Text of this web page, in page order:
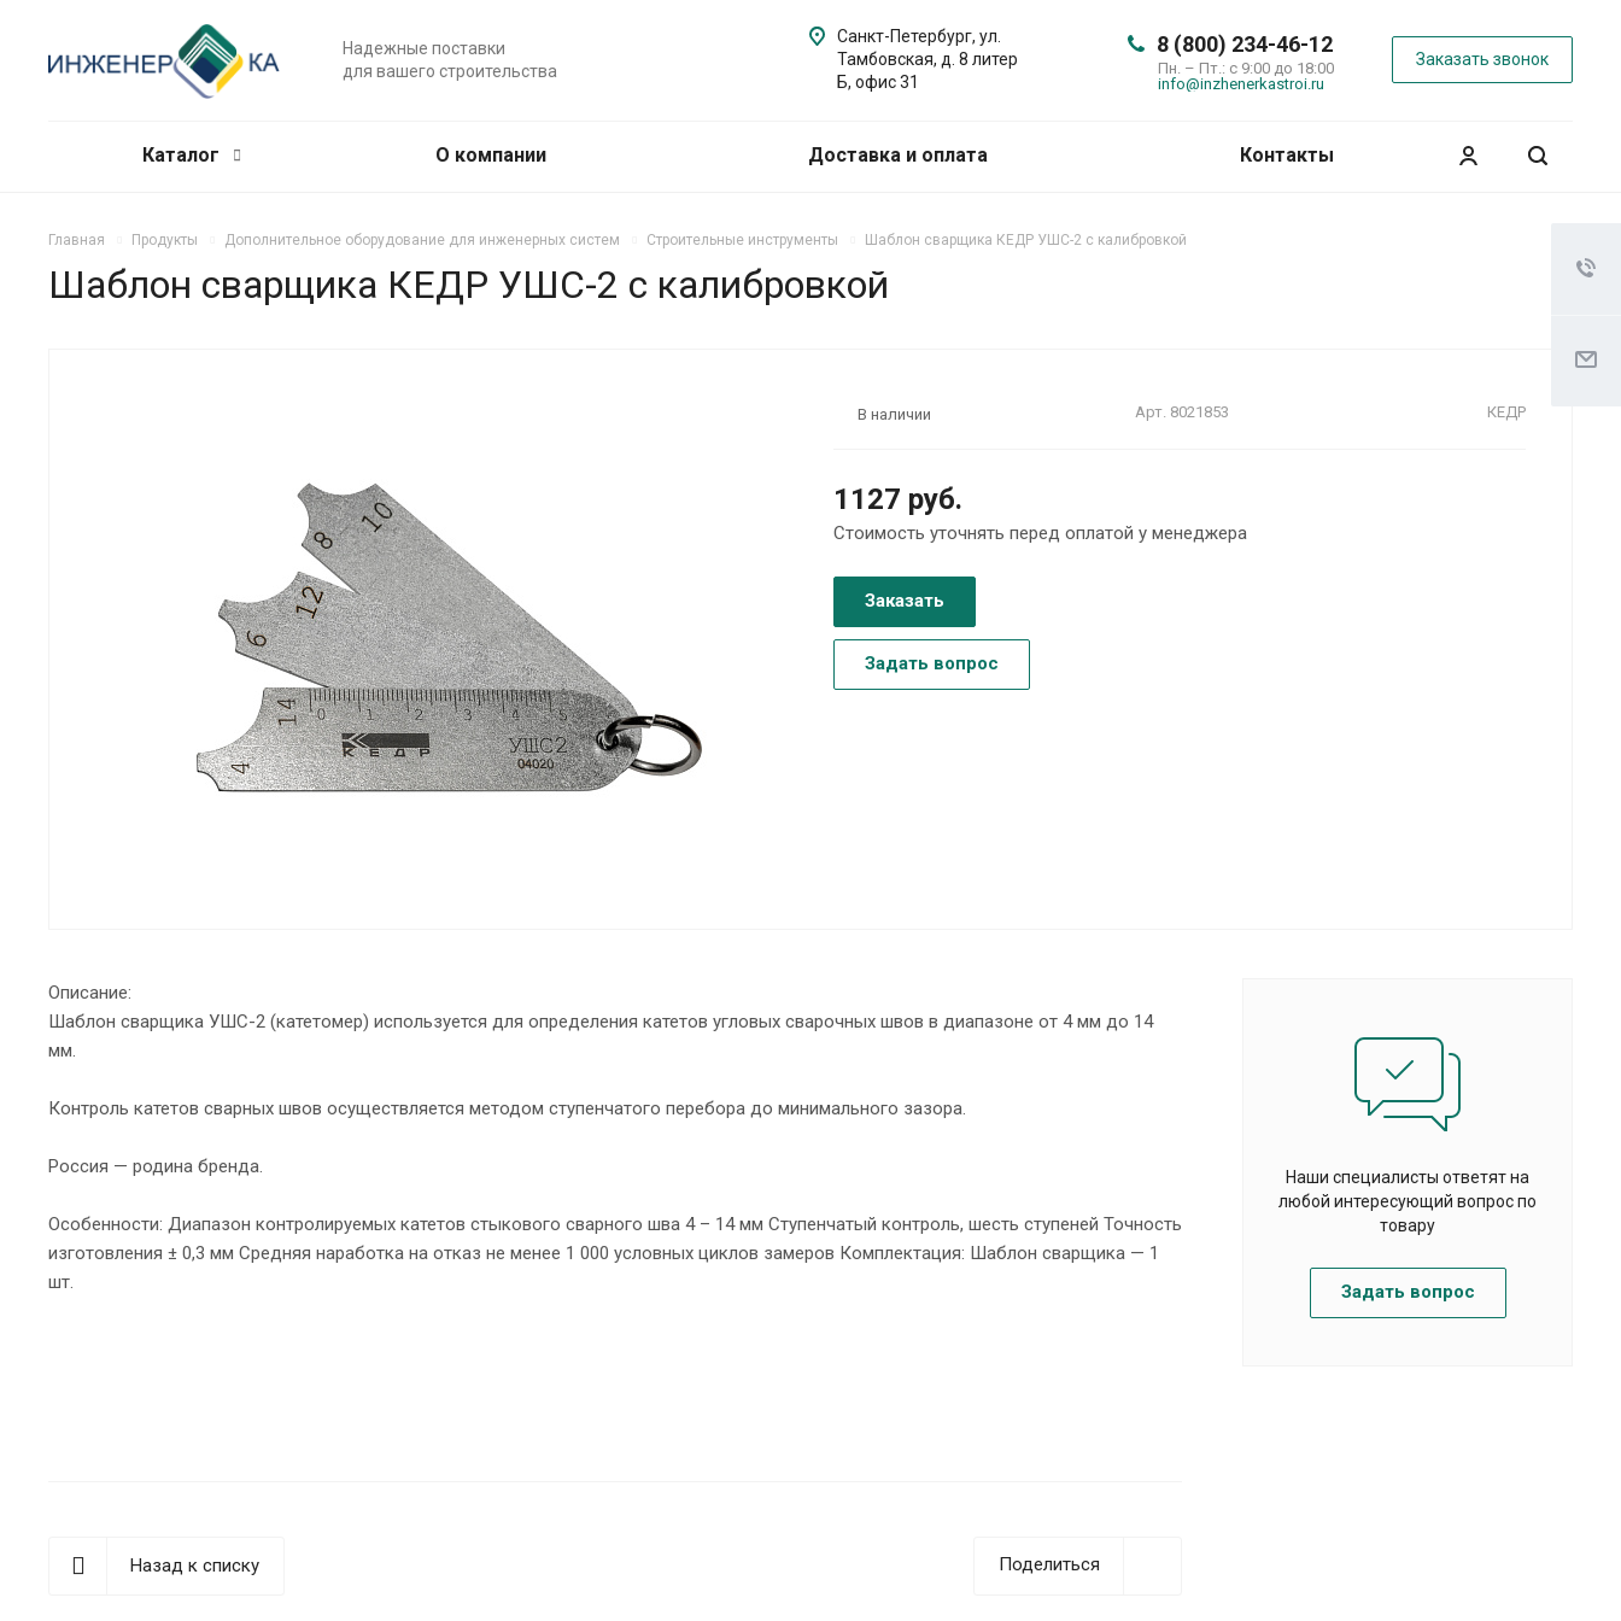
Надежные поставки
для вашего строительства
8 (800) 234-46-12
Пн. – Пт.: с 9:00 до 18:00
info@inzhenerkastroi.ru
Заказать звонок
Санкт-Петербург, ул.
Тамбовская, д. 8 литер
Б, офис 31
Каталог О компании Доставка и оплата Контакты
Главная Продукты Дополнительное оборудование для инженерных систем Строительные инструменты Шаблон сварщика КЕДР УШС-2 с калибровкой
Шаблон сварщика КЕДР УШС-2 с калибровкой
В наличии Арт. 8021853 КЕДР
1127 руб.
Стоимость уточнять перед оплатой у менеджера
Заказать
Задать вопрос
Описание:
Шаблон сварщика УШС-2 (катетомер) используется для определения катетов угловых сварочных швов в диапазоне от 4 мм до 14
мм.
Контроль катетов сварных швов осуществляется методом ступенчатого перебора до минимального зазора.
Россия — родина бренда.
Особенности: Диапазон контролируемых катетов стыкового сварного шва 4 – 14 мм Ступенчатый контроль, шесть ступеней Точность
изготовления ± 0,3 мм Средняя наработка на отказ не менее 1 000 условных циклов замеров Комплектация: Шаблон сварщика — 1
шт.
Наши специалисты ответят на
любой интересующий вопрос по
товару
Задать вопрос
Поделиться
Назад к списку